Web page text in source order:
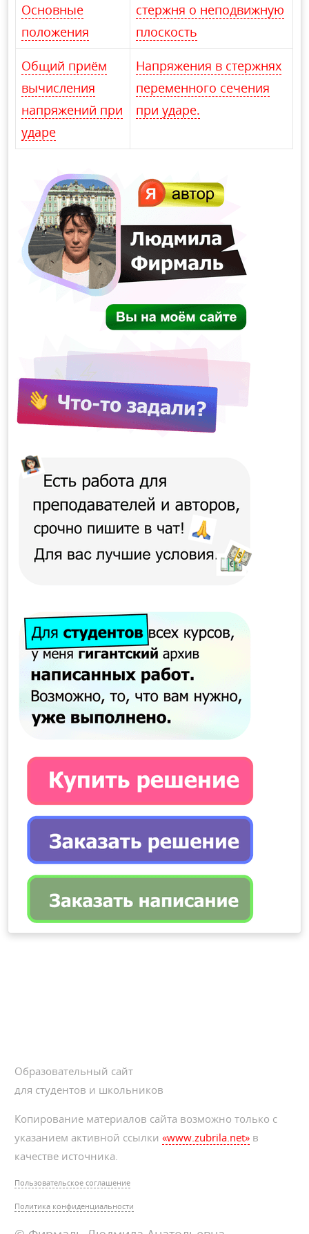
Основные
положения
стержня о неподвижную
плоскость
Общий приём
вычисления
напряжений при
ударе
Напряжения в стержнях
переменного сечения
при ударе.
Образовательный сайт
для студентов и школьников
Копирование материалов сайта возможно только с
указанием активной ссылки«www.zubrila.net» в
качестве источника.
Пользовательское соглашение
Политика конфиденциальности